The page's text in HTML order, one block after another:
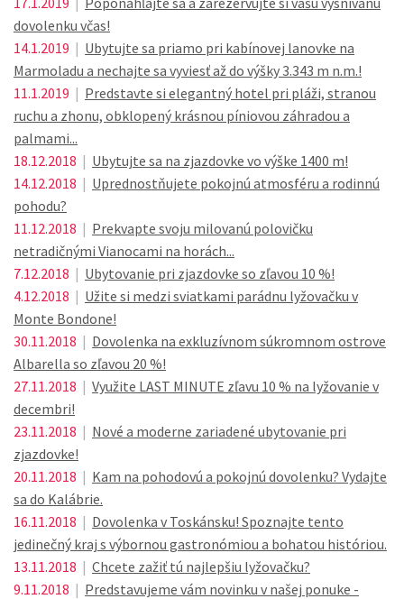
dovolenku včas!
14.1.2019 | Ubytujte sa priamo pri kabínovej lanovke na
Marmoladu a nechajte sa vyviesť až do výšky 3.343 m n.m.!
11.1.2019 | Predstavte si elegantný hotel pri pláži, stranou
ruchu a zhonu, obklopený krásnou píniovou záhradou a
palmami...
18.12.2018 | Ubytujte sa na zjazdovke vo výške 1400 m!
14.12.2018 | Uprednostňujete pokojnú atmosféru a rodinnú
pohodu?
11.12.2018 | Prekvapte svoju milovanú polovičku
netradičnými Vianocami na horách...
7.12.2018 | Ubytovanie pri zjazdovke so zľavou 10 %!
4.12.2018 | Užite si medzi sviatkami parádnu lyžovačku v
Monte Bondone!
30.11.2018 | Dovolenka na exkluzívnom súkromnom ostrove
Albarella so zľavou 20 %!
27.11.2018 | Využite LAST MINUTE zľavu 10 % na lyžovanie v
decembri!
23.11.2018 | Nové a moderne zariadené ubytovanie pri
zjazdovke!
20.11.2018 | Kam na pohodovú a pokojnú dovolenku? Vydajte
sa do Kalábrie.
16.11.2018 | Dovolenka v Toskánsku! Spoznajte tento
jedinečný kraj s výbornou gastronómiou a bohatou históriou.
13.11.2018 | Chcete zažiť tú najlepšiu lyžovačku?
9.11.2018 | Predstavujeme vám novinku v našej ponuke -